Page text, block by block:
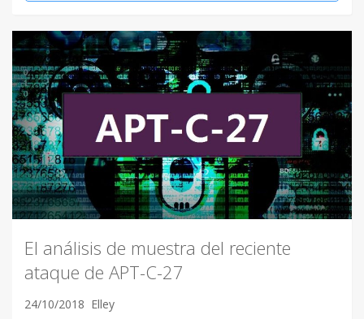
El análisis de muestra del reciente
ataque de APT-C-27
24/10/2018 Elley